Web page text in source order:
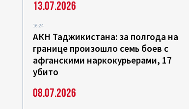
13.07.2026
16:24
АКН Таджикистана: за полгода на
границе произошло семь боев с
афганскими наркокурьерами, 17
убито
08.07.2026